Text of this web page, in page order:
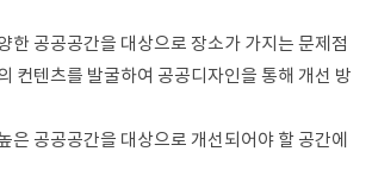
한 공공공간을 대상으로 장소가 가지는 문제점
컨텐츠를 발굴하여 공공디자인을 통해 개선 방
은 공공공간을 대상으로 개선되어야 할 공간에